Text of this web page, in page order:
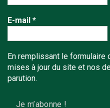
E-mail *
En remplissant le
mises à jour du site et nos
parution.